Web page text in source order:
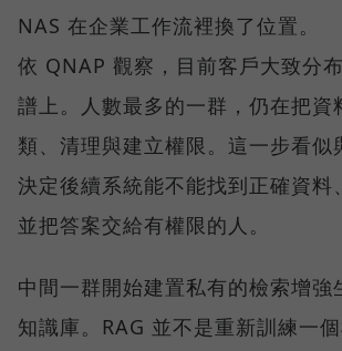
NAS 在企業工作流裡換了位置。
依 QNAP 觀察，目前客戶大致分
譜上。人數最多的一群，仍在把資
類、清理與建立權限。這一步看
決定後續系統能不能找到正確資料
並把答案交給有權限的人。
中間一群開始建置私有的檢索增強
知識庫。RAG 並不是重新訓練一